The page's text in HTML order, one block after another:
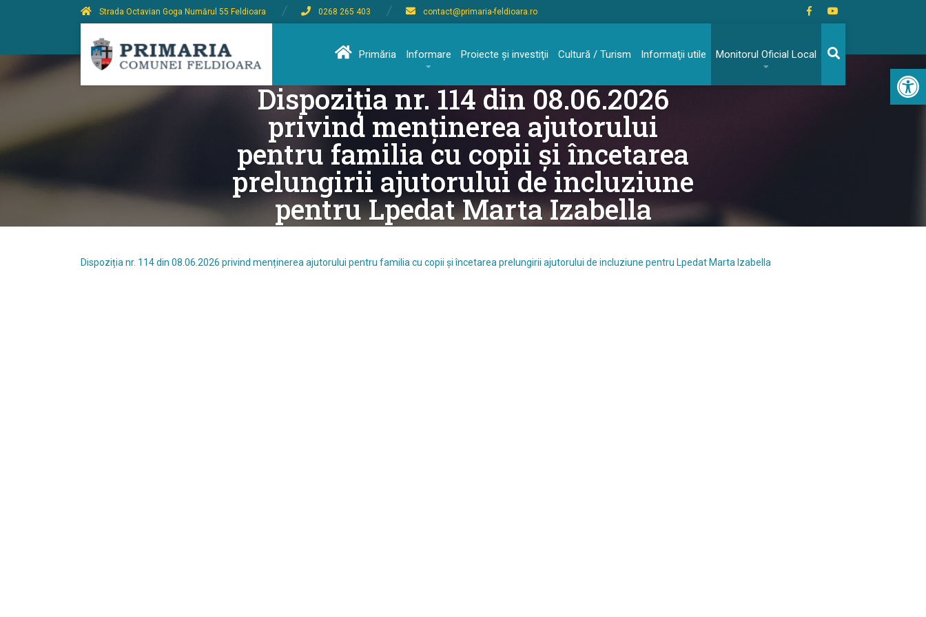
Strada Octavian Goga Numărul 55 Feldioara 0268 265 403 contact@primaria-feldioara.ro
Primăria Informare Proiecte şi investiţii Cultură / Turism Informaţii utile Monitorul Oficial Local
Dispoziția nr. 114 din 08.06.2026
privind menținerea ajutorului
pentru familia cu copii și încetarea
prelungirii ajutorului de incluziune
pentru Lpedat Marta Izabella
Dispoziția nr. 114 din 08.06.2026 privind menținerea ajutorului pentru familia cu copii și încetarea prelungirii ajutorului de incluziune pentru Lpedat Marta Izabella